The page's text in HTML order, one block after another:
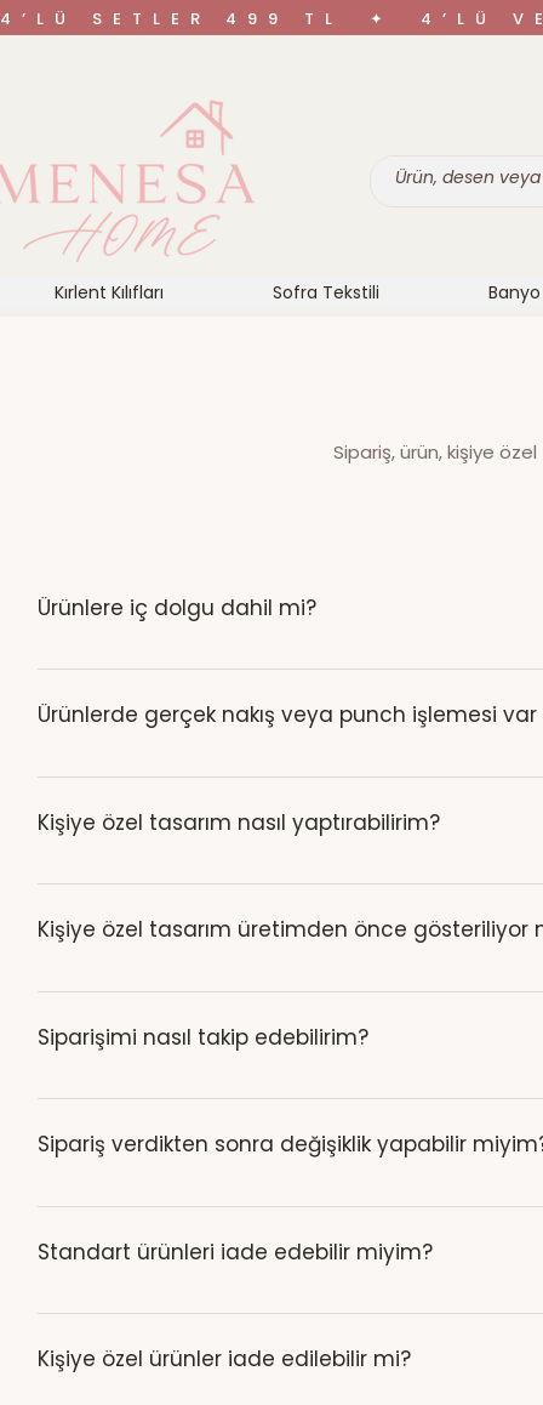
4’LÜ SETLER 499 TL ✦ 4’LÜ
Kırlent Kılıfları Sofra Tekstili
Ürünlere iç dolgu dahil mi?
Aksi ürün açıklamasında özellikle belirtilmedikçe
Ürünlerde gerçek nakış veya punch işlemesi var
Ürün açıklamasında özellikle aksi belirtilmedikçe
Kişiye özel tasarım nasıl yaptırabilirim?
Sitemizdeki “WhatsApp’tan Tasarımını Başlat”
Kişiye özel tasarım üretimden önce gösteriliyor
Evet. Fotoğrafınız hazırlandıktan sonra tasarımın
Siparişimi nasıl takip edebilirim?
Siparişiniz kargoya teslim edildiğinde kargo takip bilgileri,
Sipariş verdikten sonra değişiklik yapabilir
Ürün henüz hazırlanmaya veya üretilmeye
Standart ürünleri iade edebilir miyim?
Kişiye özel hazırlanmayan standart ürünlerde, teslim
Kişiye özel ürünler iade edilebilir mi?
Sipariş, ürün, kişiye